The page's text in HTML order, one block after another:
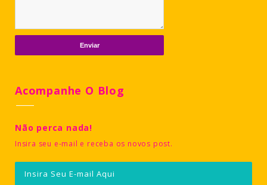
Acompanhe O Blog
Não perca nada!
Insira seu e-mail e receba os novos post.